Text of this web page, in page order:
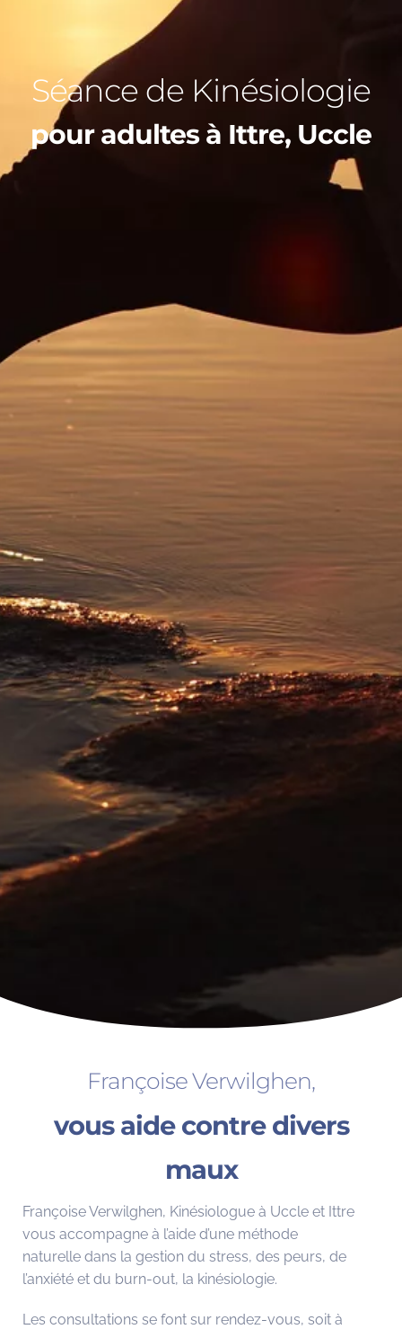
Séance de Kinésiologie
pour adultes à Ittre, Uccle
Françoise Verwilghen,
vous aide contre divers
maux
Françoise Verwilghen, Kinésiologue à Uccle et Ittre
vous accompagne à l’aide d’une méthode
naturelle dans la gestion du stress, des peurs, de
l’anxiété et du burn-out, la kinésiologie.
Les consultations se font sur rendez-vous, soit à